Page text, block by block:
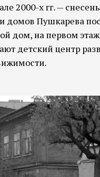
2000-х гг. —
домов Пушкарева
дом, на первом
детский центр